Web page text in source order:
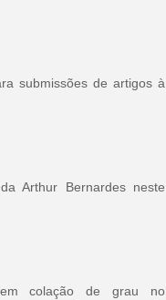
submissões de artigos à
Arthur Bernardes neste
colação de grau no